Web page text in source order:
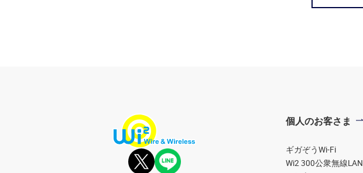
個人のお客さま
ギガぞうWi-Fi
Wi2 300公衆無線LAN